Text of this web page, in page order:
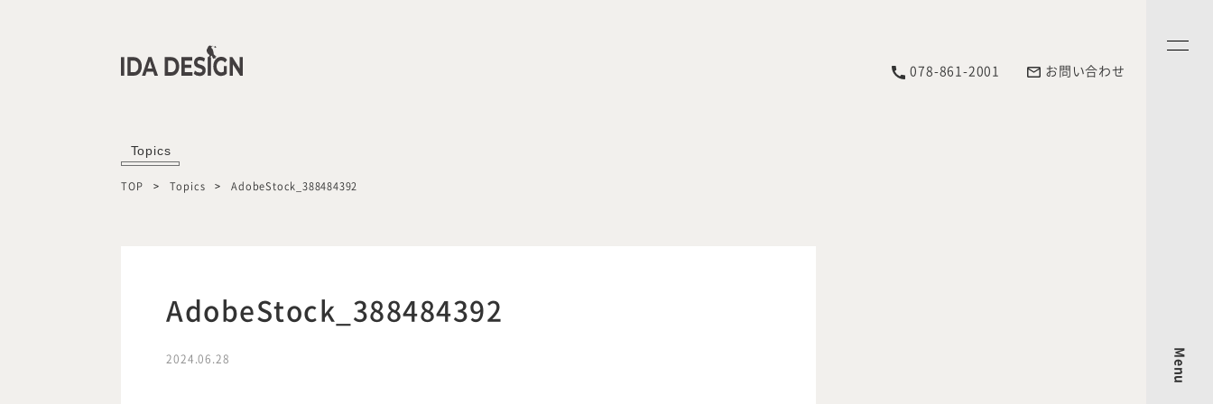
078-861-2001 お問い合わせ
Menu
Topics
TOP Topics AdobeStock_388484392
AdobeStock_388484392
2024.06.28